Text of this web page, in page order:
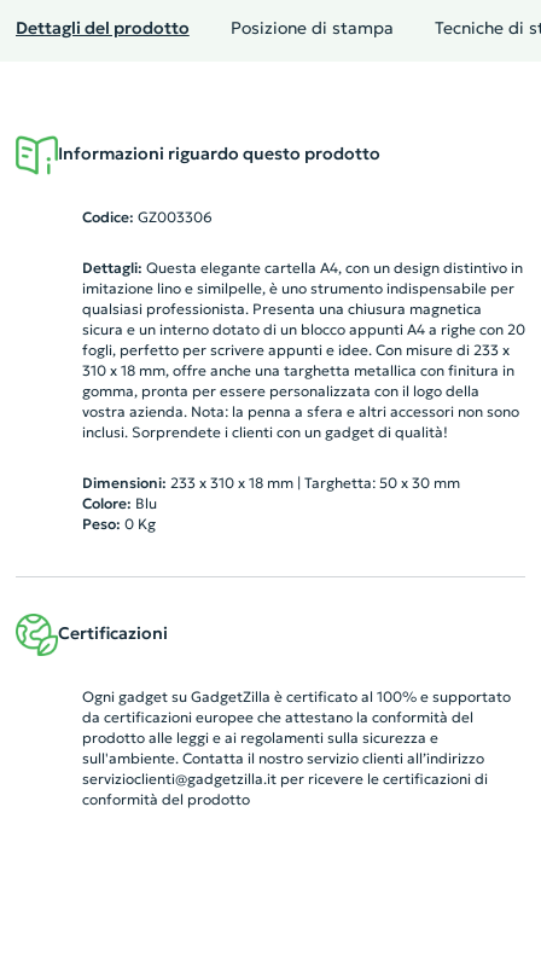
Dettagli del prodotto Posizione di stampa Tecniche di
Informazioni riguardo questo prodotto
Codice: GZ003306
Dettagli: Questa elegante cartella A4, con un design distintivo in
imitazione lino e similpelle, è uno strumento indispensabile per
qualsiasi professionista. Presenta una chiusura magnetica
sicura e un interno dotato di un blocco appunti A4 a righe con 20
fogli, perfetto per scrivere appunti e idee. Con misure di 233 x
310 x 18 mm, offre anche una targhetta metallica con finitura in
gomma, pronta per essere personalizzata con il logo della
vostra azienda. Nota: la penna a sfera e altri accessori non sono
inclusi. Sorprendete i clienti con un gadget di qualità!
Dimensioni: 233 x 310 x 18 mm | Targhetta: 50 x 30 mm
Colore: Blu
Peso: 0Kg
Certificazioni
Ogni gadget su GadgetZilla è certificato al 100% e supportato
da certificazioni europee che attestano la conformità del
prodotto alle leggi e ai regolamenti sulla sicurezza e
sull'ambiente. Contatta il nostro servizio clienti all’indirizzo
servizioclienti@gadgetzilla.itper ricevere le certificazioni di
conformità del prodotto